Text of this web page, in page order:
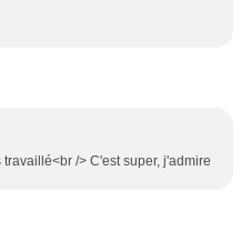
/> C'est super, j'admire